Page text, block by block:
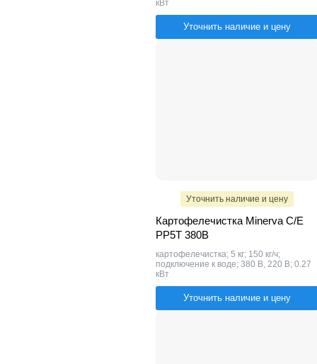
кВт
Уточнить наличие и цену
Уточнить наличие и цену
Картофелечистка Minerva C/E
PP5T 380В
картофелечистка; 5 кг; 150 кг/ч;
подключение к воде; 380 В, 220 В; 0.27
кВт
Уточнить наличие и цену